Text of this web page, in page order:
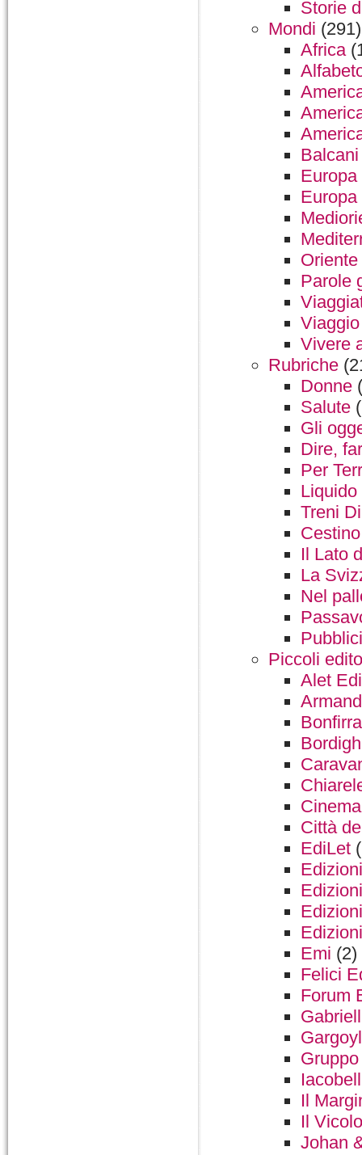
Storie
Mondi (291)
Africa
Balcani
Europa
Oriente
Parole
Vivere
Rubriche
Donne
Salute
Gli
Dire,
Per
Treni
Cestino
Il Lato
La
Nel
Piccoli
Alet
Città
EdiLet
Emi (2)
Felici
Forum
Il
Il
Johan